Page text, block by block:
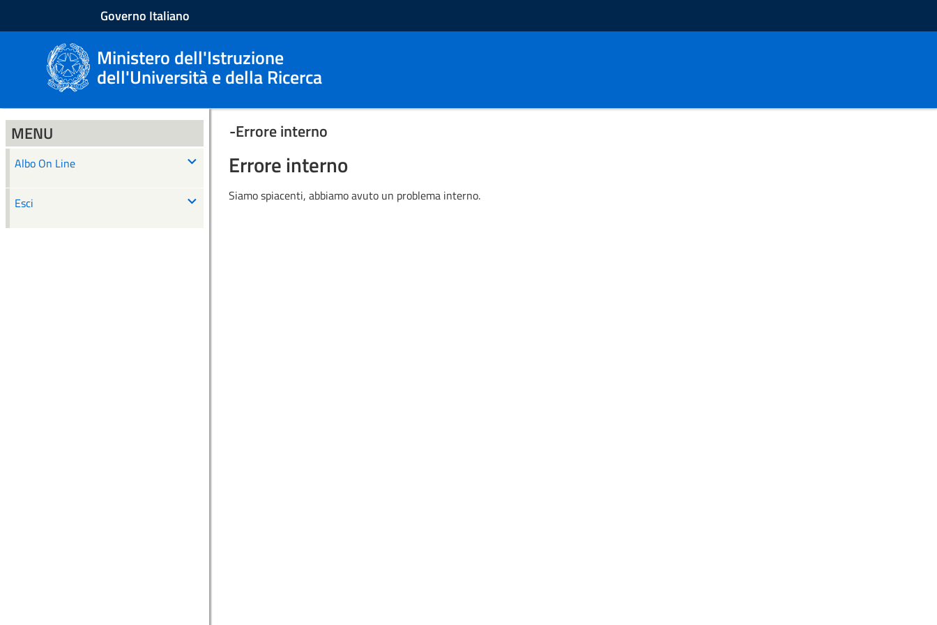
Governo Italiano
Ministero dell'Istruzione
dell'Università e della Ricerca
MENU
Albo On Line
Esci
-Errore interno
Errore interno
Siamo spiacenti, abbiamo avuto un problema interno.